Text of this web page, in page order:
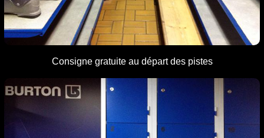
Consigne gratuite au départ des pistes